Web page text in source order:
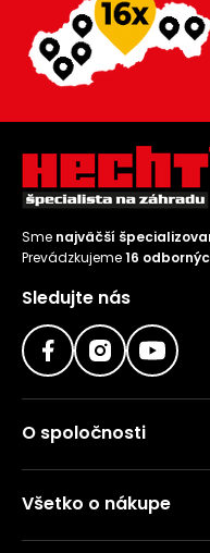
Sme najväčší
Prevádzkujeme16
Sledujte nás
O spoločnosti
Všetko o nákupe